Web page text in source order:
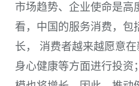
市场趋势、企业使命是高
看，中国的服务消费，包
长， 消费者越来越愿意在
身心健康等方面进行投资